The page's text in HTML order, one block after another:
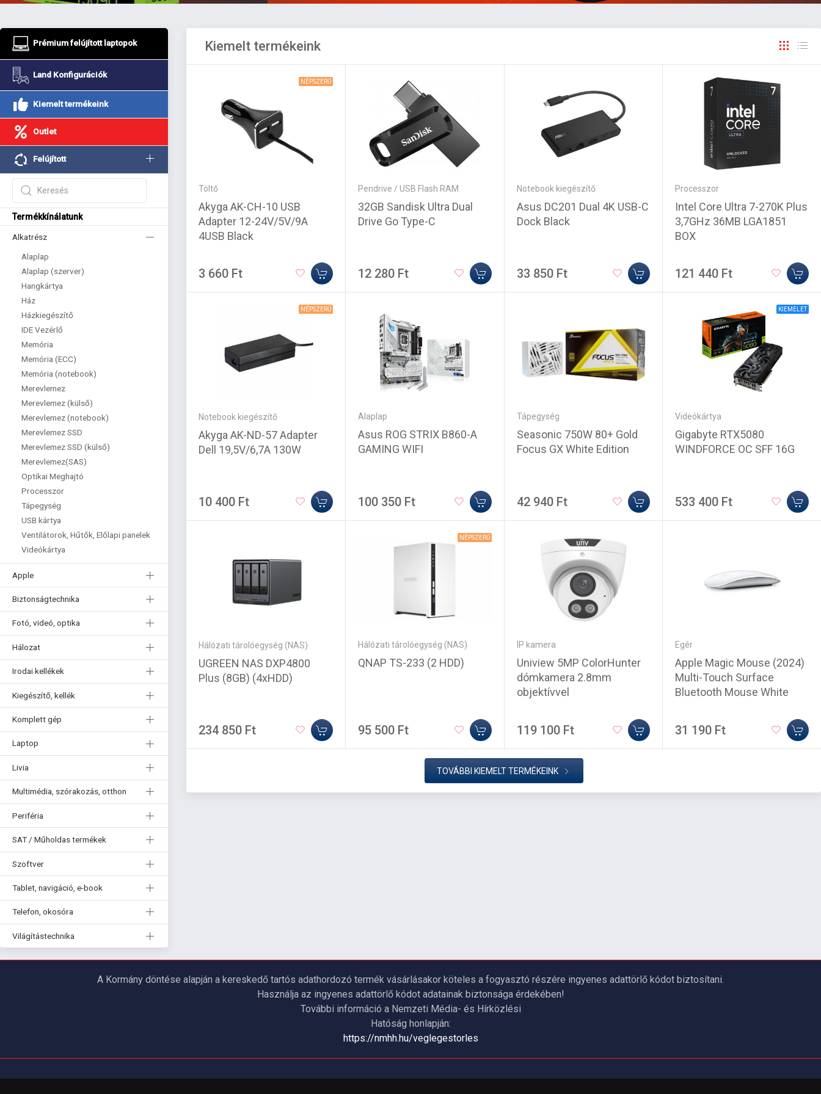
Prémium felújított laptopok
Land Konfigurációk
Kiemelt termékeink
Outlet
Felújított
Termékkínálatunk
Alkatrész
Alaplap
Alaplap (szerver)
Hangkártya
Ház
Házkiegészítő
IDE Vezérlő
Memória
Memória (ECC)
Memória (notebook)
Merevlemez
Merevlemez (külső)
Merevlemez (notebook)
Merevlemez SSD
Merevlemez SSD (külső)
Merevlemez(SAS)
Optikai Meghajtó
Processzor
Tápegység
USB kártya
Ventilátorok, Hűtők, Előlapi panelek
Videókártya
Apple
Biztonságtechnika
Fotó, videó, optika
Hálozat
Irodai kellékek
Kiegészítő, kellék
Komplett gép
Laptop
Livia
Multimédia, szórakozás, otthon
Periféria
SAT / Műholdas termékek
Szoftver
Tablet, navigáció, e-book
Telefon, okosóra
Világítástechnika
Kiemelt termékeink
NÉPSZERŰ
Töltő
Akyga AK-CH-10 USB
Adapter 12-24V/5V/9A
4USB Black
3 660 Ft
Pendrive / USB Flash RAM
32GB Sandisk Ultra Dual
Drive Go Type-C
12 280 Ft
Notebook kiegészítő
Asus DC201 Dual 4K USB-C
Dock Black
33 850 Ft
Processzor
Intel Core Ultra 7-270K Plus
3,7GHz 36MB LGA1851
BOX
121 440 Ft
NÉPSZERŰ
Notebook kiegészítő
Akyga AK-ND-57 Adapter
Dell 19,5V/6,7A 130W
10 400 Ft
Alaplap
Asus ROG STRIX B860-A
GAMING WIFI
100 350 Ft
Tápegység
Seasonic 750W 80+ Gold
Focus GX White Edition
42 940 Ft
KIEMELET
Videókártya
Gigabyte RTX5080
WINDFORCE OC SFF 16G
533 400 Ft
Hálózati tárolóegység (NAS)
UGREEN NAS DXP4800
Plus (8GB) (4xHDD)
234 850 Ft
NÉPSZERŰ
Hálózati tárolóegység (NAS)
QNAP TS-233 (2 HDD)
95 500 Ft
IP kamera
Uniview 5MP ColorHunter
dómkamera 2.8mm
objektívvel
119 100 Ft
Egér
Apple Magic Mouse (2024)
Multi-Touch Surface
Bluetooth Mouse White
31 190 Ft
TOVÁBBI KIEMELT TERMÉKEINK
A Kormány döntése alapján a kereskedő tartós adathordozó termék vásárlásakor köteles a fogyasztó részére ingyenes adattörlő kódot biztosítani.
Használja az ingyenes adattörlő kódot adatainak biztonsága érdekében!
További információ a Nemzeti Média- és Hírközlési
Hatóság honlapján:
https://nmhh.hu/veglegestorles